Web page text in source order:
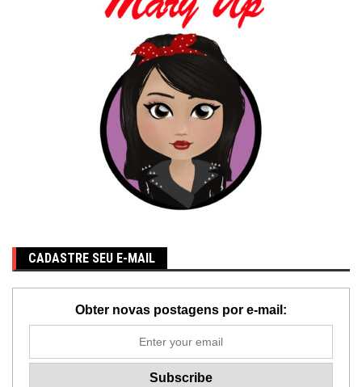
CADASTRE SEU E-MAIL
Obter novas postagens por e-mail: